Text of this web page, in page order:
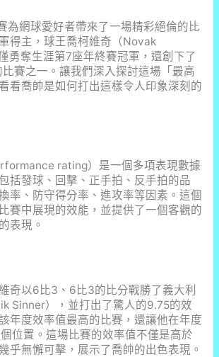
為網球愛好者帶來了一場精彩絕倫的比
得主，球王喬柯維奇（Novak
勇奪生涯第7座年終賽冠軍，還創下了
賽之一。讓我們深入探討這場「最高
看喬帥是如何打出這樣令人印象深刻的
rating）是一個多項表現數據
括發球、回擊、正手拍、反手拍的品
率、防守得分率、進攻率等因素。這個
賽中展現的效能，並提供了一個客觀的
表現。
奇以6比3、6比3的比分戰勝了義大利
Sinner），並打出了驚人的9.75的效
年度效率值最高的比賽，還讓他在年度
位置。這場比賽的效率值不僅是高於
乎無懈可擊，展示了喬帥的出色表現。